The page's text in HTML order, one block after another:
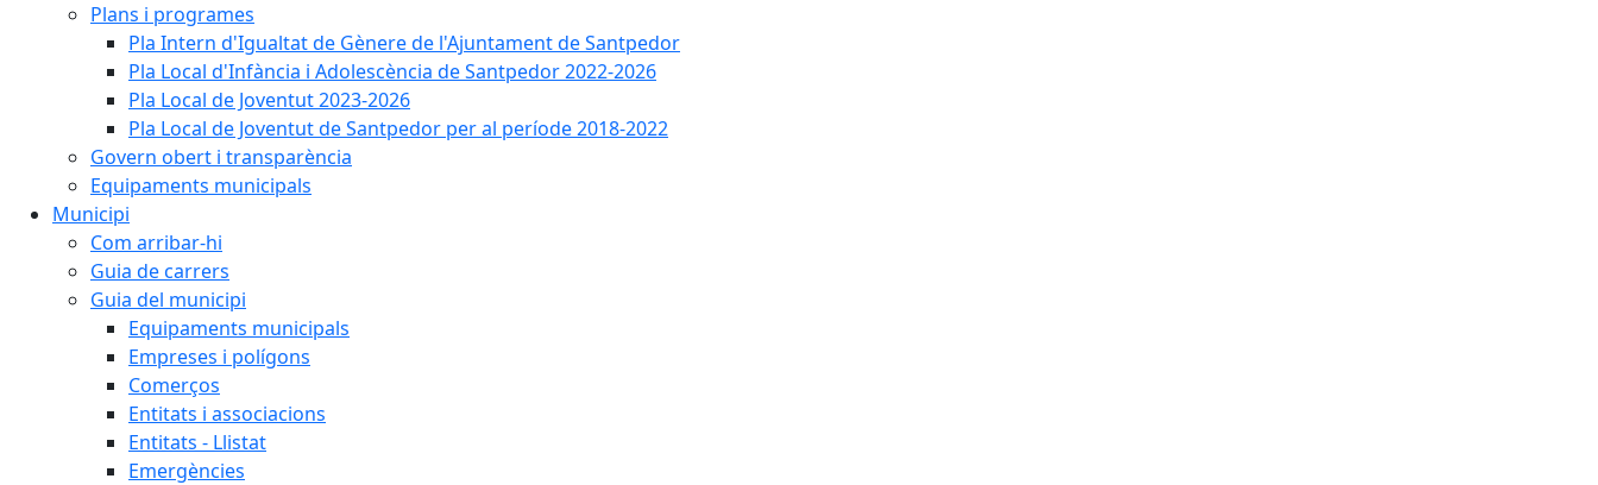
Plans i programes
Pla Intern d'Igualtat de Gènere de l'Ajuntament de Santpedor
Pla Local d'Infància i Adolescència de Santpedor 2022-2026
Pla Local de Joventut 2023-2026
Pla Local de Joventut de Santpedor per al període 2018-2022
Govern obert i transparència
Equipaments municipals
Municipi
Com arribar-hi
Guia de carrers
Guia del municipi
Equipaments municipals
Empreses i polígons
Comerços
Entitats i associacions
Entitats - Llistat
Emergències